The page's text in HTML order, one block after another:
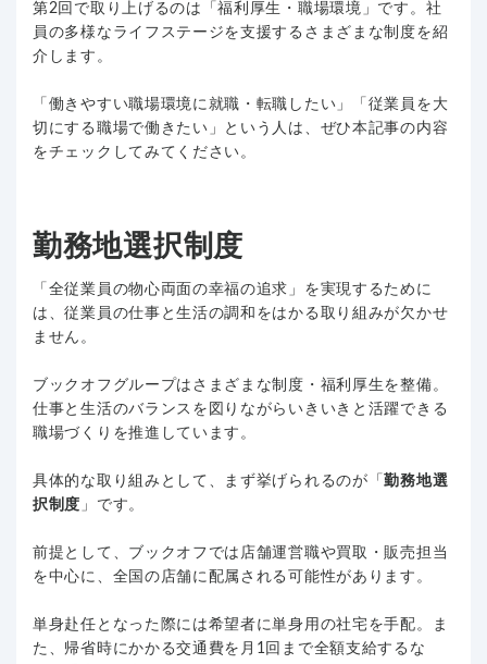
第2回で取り上げるのは「福利厚生・職場環境」です。社
員の多様なライフステージを支援するさまざまな制度を紹
介します。
「働きやすい職場環境に就職・転職したい」「従業員を大
切にする職場で働きたい」という人は、ぜひ本記事の内容
をチェックしてみてください。
勤務地選択制度
「全従業員の物心両面の幸福の追求」を実現するために
は、従業員の仕事と生活の調和をはかる取り組みが欠かせ
ません。
ブックオフグループはさまざまな制度・福利厚生を整備。
仕事と生活のバランスを図りながらいきいきと活躍できる
職場づくりを推進しています。
具体的な取り組みとして、まず挙げられるのが「勤務地選
択制度 」です。
前提として、ブックオフでは店舗運営職や買取・販売担当
を中心に、全国の店舗に配属される可能性があります。
単身赴任となった際には希望者に単身用の社宅を手配。ま
た、帰省時にかかる交通費を月1回まで全額支給するな